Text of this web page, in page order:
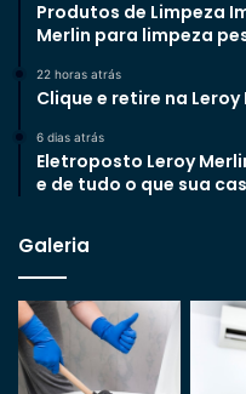
Produtos de Limpeza
Merlin para limpeza
22 horas atrás
Clique e retire na
6 dias atrás
Eletroposto Leroy
e de tudo o que sua
Galeria